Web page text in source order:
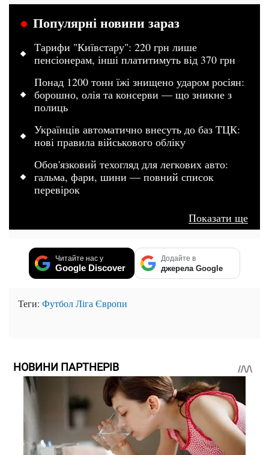
Популярні новини зараз
Тарифи "Київстару": 220 грн лише
пенсіонерам, інші платитимуть від 370 грн
Понад 1200 тонн їжі знищено ударом росіян:
борошно, олія та консерви — що зникне з
полиць
Українців автоматично внесуть до баз ТЦК:
нові правила військового обліку
Обов'язковий техогляд для легкових авто:
гальма, фари, шини — повний список
перевірок
Показати ще
Читайте нас у
Google Discover
Додайте в
джерела Google
Теги: ФутболЛіга Європи
НОВИНИ ПАРТНЕРІВ